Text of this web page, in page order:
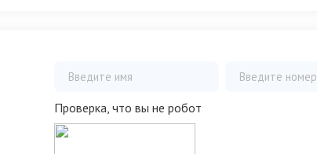
Проверка, что вы не робот